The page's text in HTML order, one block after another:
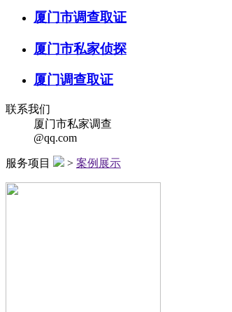
厦门市调查取证
厦门市私家侦探
厦门调查取证
联系我们
厦门市私家调查
@qq.com
服务项目 > 案例展示